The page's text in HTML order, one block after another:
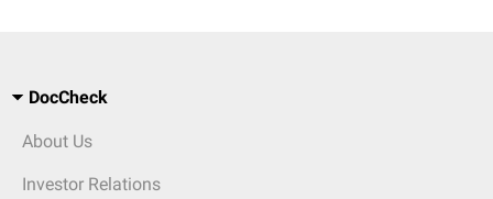
DocCheck
About Us
Investor Relations